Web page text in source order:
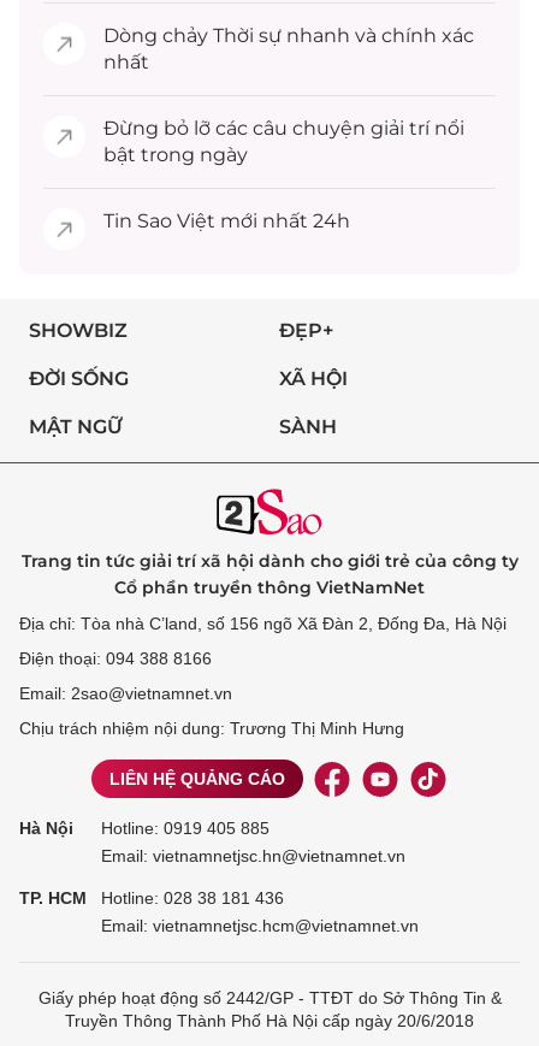
Dòng chảy Thời sự nhanh và chính xác
nhất
Đừng bỏ lỡ các câu chuyện giải trínổi
bật trong ngày
Tin Sao Việt mới nhất 24h
SHOWBIZ ĐẸP+
ĐỜI SỐNG XÃ HỘI
MẬT NGỮ SÀNH
Trang tin tức giải trí xã hội dành cho giới trẻ của công ty
Cổ phần truyền thông VietNamNet
Địa chỉ: Tòa nhà C’land, số 156 ngõ Xã Đàn 2, Đống Đa, Hà Nội
Điện thoại: 094 388 8166
Email: 2sao@vietnamnet.vn
Chịu trách nhiệm nội dung: Trương Thị Minh Hưng
LIÊN HỆ QUẢNG CÁO
Hà Nội Hotline: 0919 405 885
Email: vietnamnetjsc.hn@vietnamnet.vn
TP. HCM Hotline: 028 38 181 436
Email: vietnamnetjsc.hcm@vietnamnet.vn
Giấy phép hoạt động số 2442/GP - TTĐT do Sở Thông Tin &
Truyền Thông Thành Phố Hà Nội cấp ngày 20/6/2018